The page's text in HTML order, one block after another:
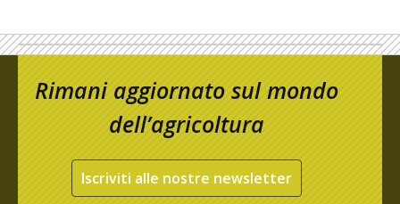
Rimani aggiornato sul mondo
dell’agricoltura
Iscriviti alle nostre newsletter